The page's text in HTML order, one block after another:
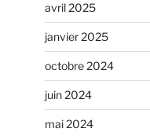
avril 2025
janvier 2025
octobre 2024
juin 2024
mai 2024